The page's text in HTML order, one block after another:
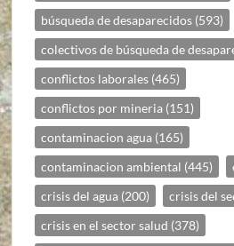
búsqueda de desaparecidos (593)
colectivos de búsqueda de
conflictos laborales (465)
conflictos por mineria (151)
contaminacion agua (165)
contaminacion ambiental (445)
crisis del agua (200) crisis del
crisis en el sector salud (378)